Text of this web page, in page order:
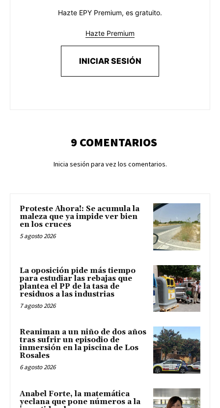
Hazte EPY Premium, es gratuito.
Hazte Premium
INICIAR SESIÓN
9 COMENTARIOS
Inicia sesión para vez los comentarios.
Proteste Ahora!: Se acumula la
maleza que ya impide ver bien
en los cruces
5 agosto 2026
La oposición pide más tiempo
para estudiar las rebajas que
plantea el PP de la tasa de
residuos a las industrias
7 agosto 2026
Reaniman a un niño de dos años
tras sufrir un episodio de
inmersión en la piscina de Los
Rosales
6 agosto 2026
Anabel Forte, la matemática
yeclana que pone números a la